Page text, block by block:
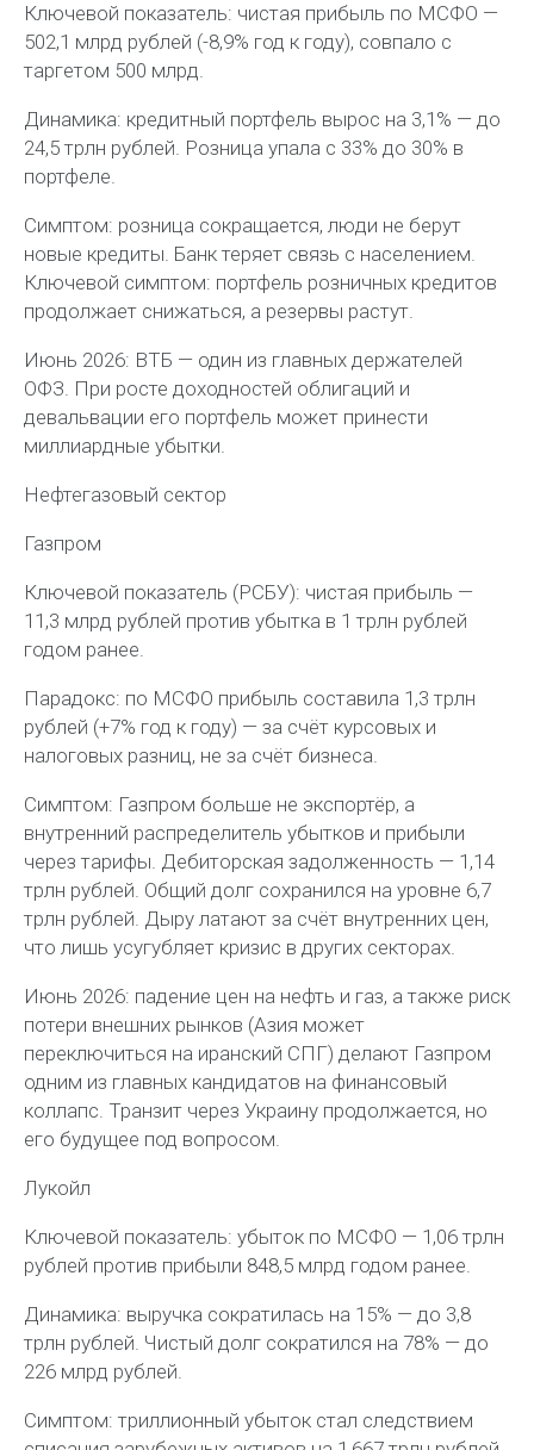
Ключевой показатель: чистая прибыль по МСФО —
502,1 млрд рублей (-8,9% год к году), совпало с
таргетом 500 млрд.
Динамика: кредитный портфель вырос на 3,1% — до
24,5 трлн рублей. Розница упала с 33% до 30% в
портфеле.
Симптом: розница сокращается, люди не берут
новые кредиты. Банк теряет связь с населением.
Ключевой симптом: портфель розничных кредитов
продолжает снижаться, а резервы растут.
Июнь 2026: ВТБ — один из главных держателей
ОФЗ. При росте доходностей облигаций и
девальвации его портфель может принести
миллиардные убытки.
Нефтегазовый сектор
Газпром
Ключевой показатель (РСБУ): чистая прибыль —
11,3 млрд рублей против убытка в 1 трлн рублей
годом ранее.
Парадокс: по МСФО прибыль составила 1,3 трлн
рублей (+7% год к году) — за счёт курсовых и
налоговых разниц, не за счёт бизнеса.
Симптом: Газпром больше не экспортёр, а
внутренний распределитель убытков и прибыли
через тарифы. Дебиторская задолженность — 1,14
трлн рублей. Общий долг сохранился на уровне 6,7
трлн рублей. Дыру латают за счёт внутренних цен,
что лишь усугубляет кризис в других секторах.
Июнь 2026: падение цен на нефть и газ, а также риск
потери внешних рынков (Азия может
переключиться на иранский СПГ) делают Газпром
одним из главных кандидатов на финансовый
коллапс. Транзит через Украину продолжается, но
его будущее под вопросом.
Лукойл
Ключевой показатель: убыток по МСФО — 1,06 трлн
рублей против прибыли 848,5 млрд годом ранее.
Динамика: выручка сократилась на 15% — до 3,8
трлн рублей. Чистый долг сократился на 78% — до
226 млрд рублей.
Симптом: триллионный убыток стал следствием